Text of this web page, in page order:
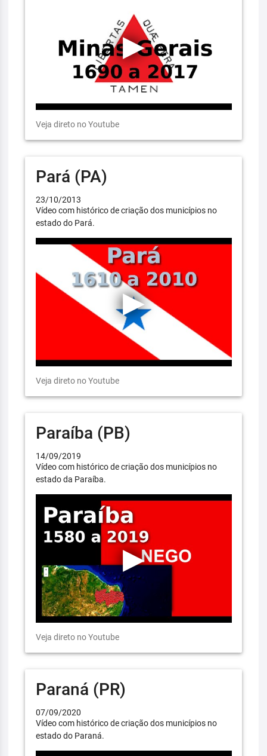
Veja direto no Youtube
Pará (PA)
23/10/2013
Vídeo com histórico de criação dos municípios no
estado do Pará.
Veja direto no Youtube
Paraíba (PB)
14/09/2019
Vídeo com histórico de criação dos municípios no
estado da Paraíba.
Veja direto no Youtube
Paraná (PR)
07/09/2020
Vídeo com histórico de criação dos municípios no
estado do Paraná.